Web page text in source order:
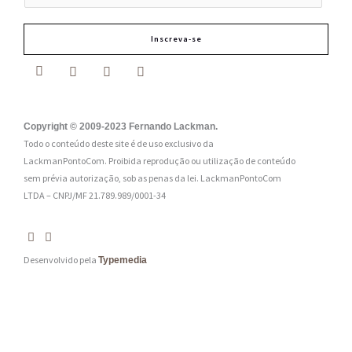
-
a
:
*
Inscreva-se
Copyright © 2009-2023 Fernando Lackman.
Todo o conteúdo deste site é de uso exclusivo da
LackmanPontoCom. Proibida reprodução ou utilização de conteúdo
sem prévia autorização, sob as penas da lei. LackmanPontoCom
LTDA – CNPJ/MF 21.789.989/0001-34
Desenvolvido pela Typemedia